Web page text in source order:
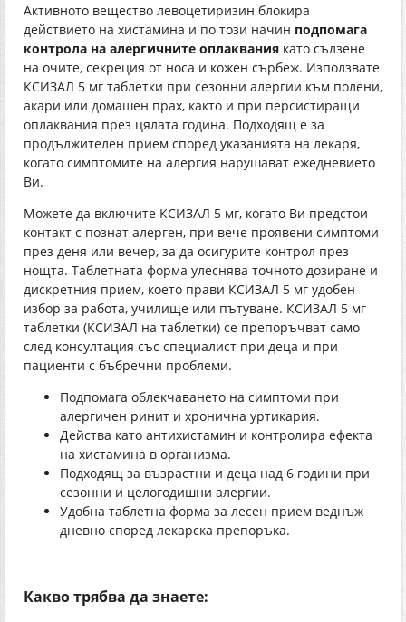
Активното вещество левоцетиризин блокира
действието на хистамина и по този начин подпомага
контролa на алергичните оплаквания като сълзене
на очите, секреция от носа и кожен сърбеж. Използвате
КСИЗАЛ 5 мг таблетки при сезонни алергии към полени,
акари или домашен прах, както и при персистиращи
оплаквания през цялата година. Подходящ е за
продължителен прием според указанията на лекаря,
когато симптомите на алергия нарушават ежедневието
Ви.
Можете да включите КСИЗАЛ 5 мг, когато Ви предстои
контакт с познат алерген, при вече проявени симптоми
през деня или вечер, за да осигурите контрол през
нощта. Таблетната форма улеснява точното дозиране и
дискретния прием, което прави КСИЗАЛ 5 мг удобен
избор за работа, училище или пътуване. КСИЗАЛ 5 мг
таблетки (КСИЗАЛ на таблетки) се препоръчват само
след консултация със специалист при деца и при
пациенти с бъбречни проблеми.
Подпомага облекчаването на симптоми при
алергичен ринит и хронична уртикария.
Действа като антихистамин и контролира ефекта
на хистамина в организма.
Подходящ за възрастни и деца над 6 години при
сезонни и целогодишни алергии.
Удобна таблетна форма за лесен прием веднъж
дневно според лекарска препоръка.
Какво трябва да знаете: